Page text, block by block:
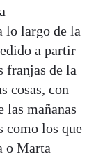
lo largo de la
a partir
franjas de la
cosas, con
mañanas
como los que
o Marta